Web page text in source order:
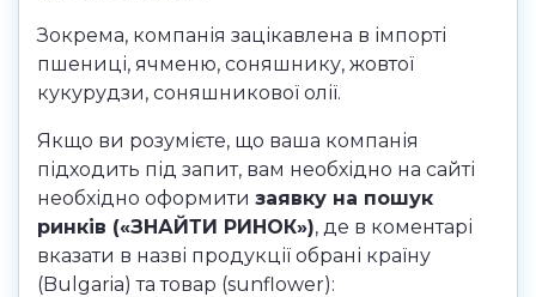
Зокрема, компанія зацікавлена в імпорті
пшениці, ячменю, соняшнику, жовтої
кукурудзи, соняшникової олії.
Якщо ви розумієте, що ваша компанія
підходить під запит, вам необхідно на сайті
необхідно оформити заявку на пошук
ринків («ЗНАЙТИ РИНОК»), де в коментарі
вказати в назві продукції обрані країну
(Bulgaria) та товар (sunflower):